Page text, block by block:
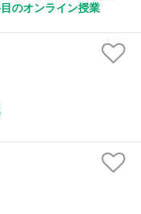
のオンライン授業